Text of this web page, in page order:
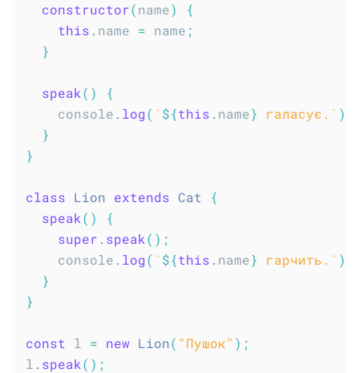
constructor(name)
{
this . name = name ;
}
speak( )
{
    console
. log( ` ${this . name} галасує. ` )
}
}
class Lion extends Cat
{
speak( )
{
super . speak( ) ;
    console
. log( ` ${this . name} гарчить. ` )
}
}
const l = new Lion( "Пушок" ) ;
l . speak( ) ;